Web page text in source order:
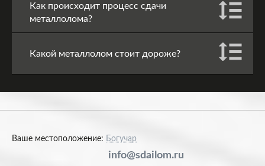
Как происходит процесс сдачи
металлолома?
Какой металлолом стоит дороже?
Ваше местоположение: Богучар
info@sdailom.ru